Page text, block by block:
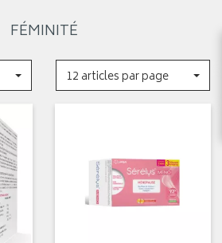
FÉMINITÉ
12 articles par page